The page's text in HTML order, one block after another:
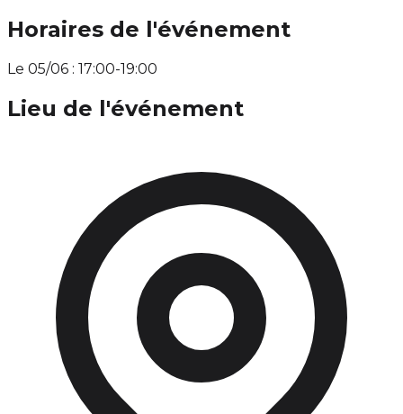
Horaires de l'événement
Le 05/06 : 17:00-19:00
Lieu de l'événement